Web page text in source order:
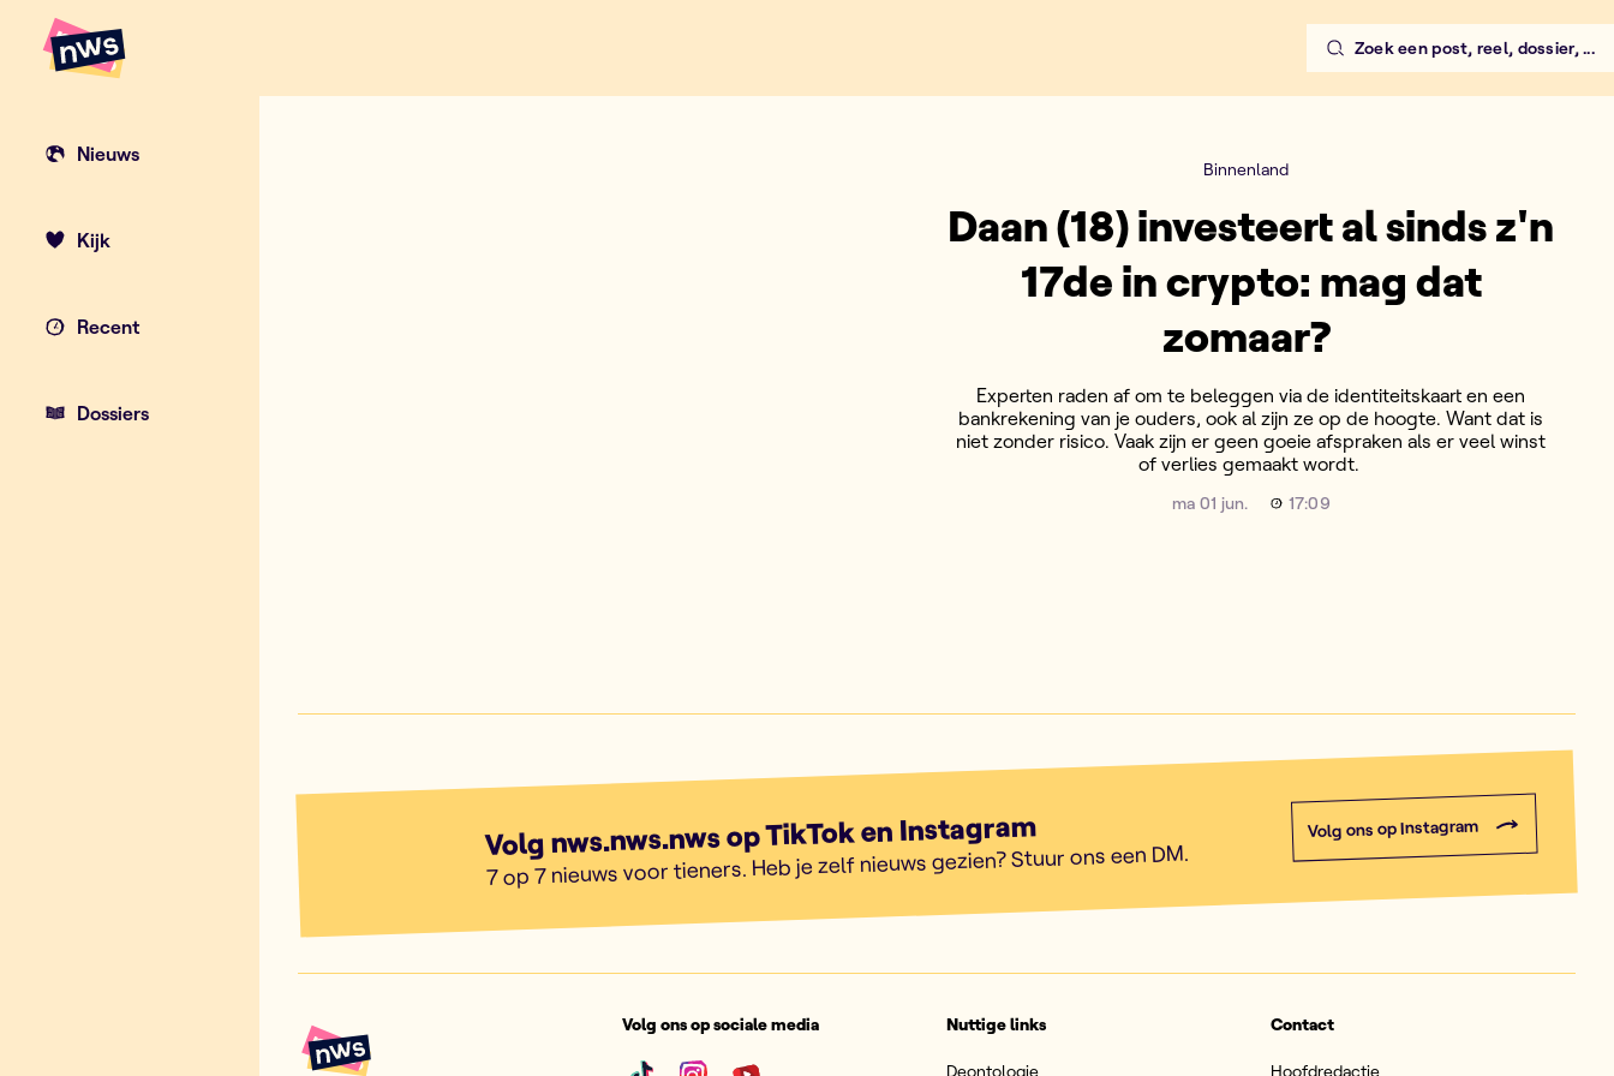
Zoek een post, reel, dossier, ...
Nieuws
Kijk
Recent
Dossiers
Binnenland
Daan (18) investeert al sinds z'n
17de in crypto: mag dat
zomaar?
Experten raden af om te beleggen via de identiteitskaart en een
bankrekening van je ouders, ook al zijn ze op de hoogte. Want dat is
niet zonder risico. Vaak zijn er geen goeie afspraken als er veel winst
of verlies gemaakt wordt.
ma 01 jun. 17:09
Volg nws.nws.nws op TikTok en Instagram
7 op 7 nieuws voor tieners. Heb je zelf nieuws gezien? Stuur ons een DM.
Volg ons op Instagram
Volg ons op sociale media Nuttige links
Deontologie
Contact
Hoofdredactie